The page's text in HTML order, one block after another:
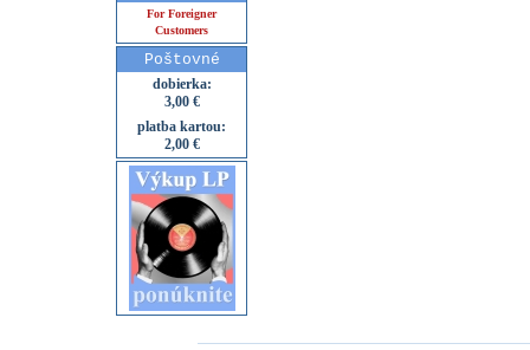
For Foreigner
Customers
Poštovné
dobierka:
3,00 €
platba kartou:
2,00 €